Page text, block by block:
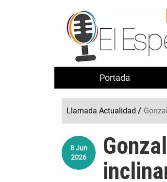
Portada
Llamada Actualidad /
8 Jun
2026